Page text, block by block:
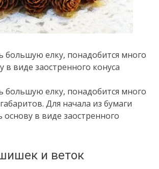
большую елку, понадобится много
в виде заостренного конуса
большую елку, понадобится много
Для начала из бумаги
основу в виде заостренного
и веток